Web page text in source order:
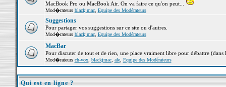
MacBook Pro ou MacBook Air. On va faire ce qu'on peut...
Mod�rateurs blackjmac, Equipe des Modérateurs
Suggestions
Pour partager vos suggestions sur ce site ou d'autres.
Mod�rateurs blackjmac, Equipe des Modérateurs
MacBar
Pour discuter de tout et de rien, une place vraiment libre pour débattre (dans
Mod�rateurs ch-vox, blackjmac, ale, Equipe des Modérateurs
Qui est en ligne ?